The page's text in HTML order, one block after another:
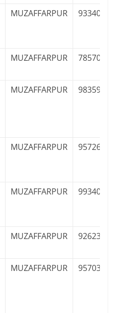
MUZAFFARPUR
MUZAFFARPUR
MUZAFFARPUR
MUZAFFARPUR
MUZAFFARPUR
MUZAFFARPUR
MUZAFFARPUR